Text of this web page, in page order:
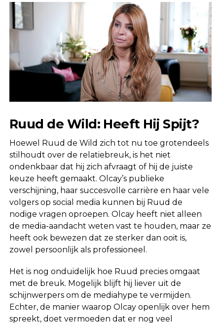
Ruud de Wild: Heeft Hij Spijt?
Hoewel Ruud de Wild zich tot nu toe grotendeels
stilhoudt over de relatiebreuk, is het niet
ondenkbaar dat hij zich afvraagt of hij de juiste
keuze heeft gemaakt. Olcay’s publieke
verschijning, haar succesvolle carrière en haar vele
volgers op social media kunnen bij Ruud de
nodige vragen oproepen. Olcay heeft niet alleen
de media-aandacht weten vast te houden, maar ze
heeft ook bewezen dat ze sterker dan ooit is,
zowel persoonlijk als professioneel.
Het is nog onduidelijk hoe Ruud precies omgaat
met de breuk. Mogelijk blijft hij liever uit de
schijnwerpers om de mediahype te vermijden.
Echter, de manier waarop Olcay openlijk over hem
spreekt, doet vermoeden dat er nog veel